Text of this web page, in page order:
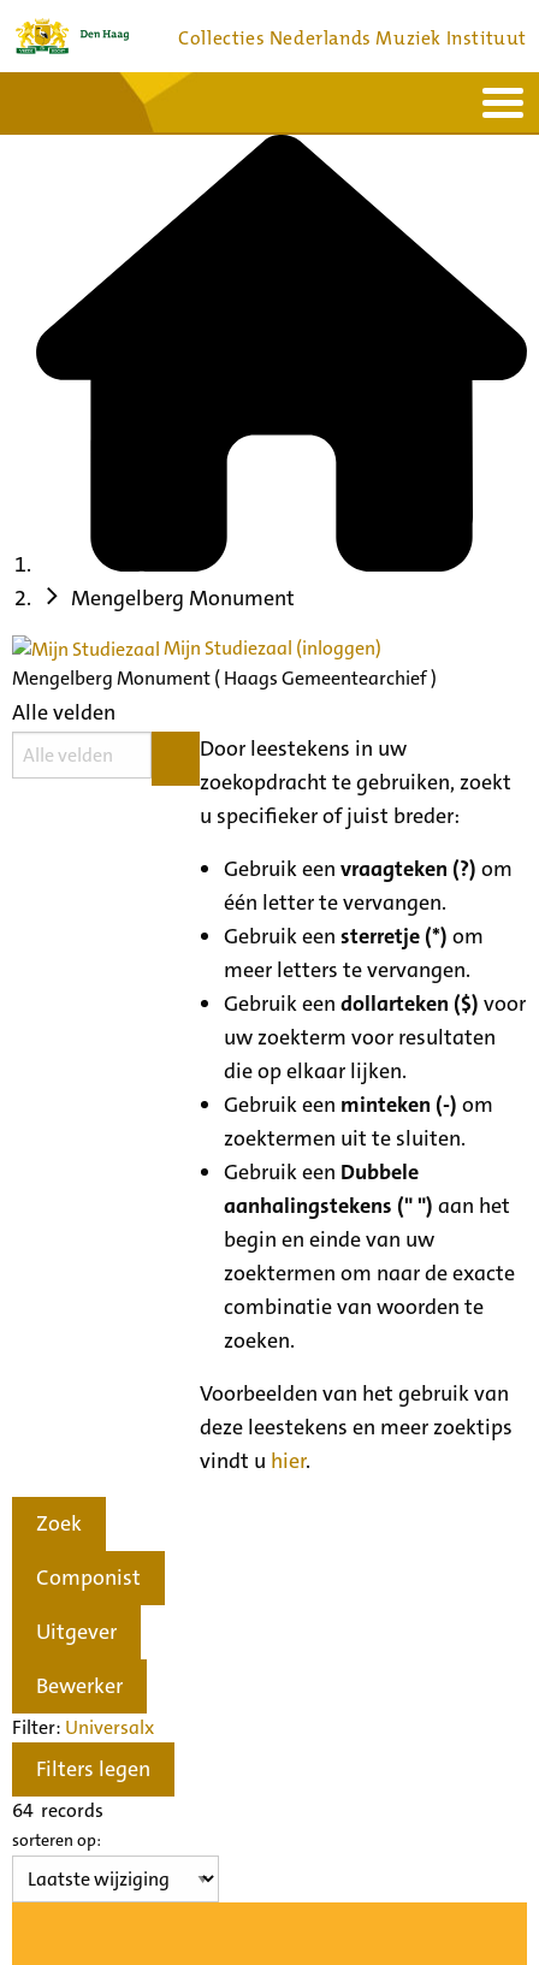
Collecties Nederlands Muziek Instituut
Bronnen en collecties
Mengelberg Monument
Mijn Studiezaal (inloggen)
Mengelberg Monument ( Haags Gemeentearchief )
Alle velden
Door leestekens in uw
zoekopdracht te gebruiken, zoekt
u specifieker of juist breder:
Gebruik eenvraagteken (?) om
één letter te vervangen.
Gebruik eensterretje (*) om
meer letters te vervangen.
Gebruik eendollarteken ($) voor
uw zoekterm voor resultaten
die op elkaar lijken.
Gebruik een minteken (-) om
zoektermen uit te sluiten.
Gebruik een Dubbele
aanhalingstekens (" ") aan het
begin en einde van uw
zoektermen om naar de exacte
combinatie van woorden te
zoeken.
Voorbeelden van het gebruik van
deze leestekens en meer zoektips
vindt u hier.
Zoek
Componist
Uitgever
Bewerker
Filter: Universalx
Filters legen
64 records
sorteren op: